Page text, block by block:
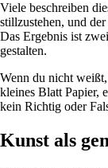
Viele beschreiben
stillzustehen, und
Das Ergebnis ist
gestalten.
Wenn du nicht
kleines Blatt Papier,
kein Richtig oder
Kunst als